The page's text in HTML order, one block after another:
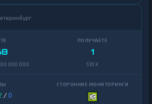
000 000
1
516 K
/0